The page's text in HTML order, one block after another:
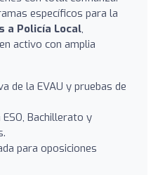
específicos para la
a Policía Local,
activo con amplia
de la EVAU y pruebas de
Bachillerato y
para oposiciones